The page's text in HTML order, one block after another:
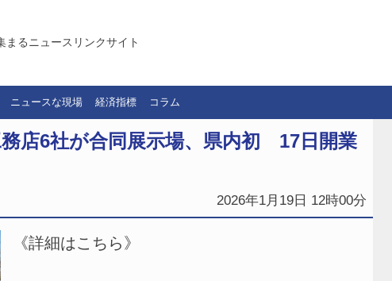
まるニュースリンクサイト
ニュースな現場 経済指標 コラム
務店6社が合同展示場、県内初 17日開業
2026年1月19日 12時00分
《詳細はこちら》